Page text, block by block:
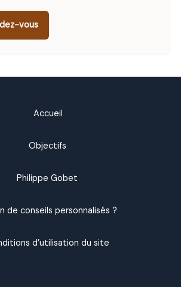
vous
Accueil
Objectifs
Philippe Gobet
de conseils personnalisés ?
d’utilisation du site